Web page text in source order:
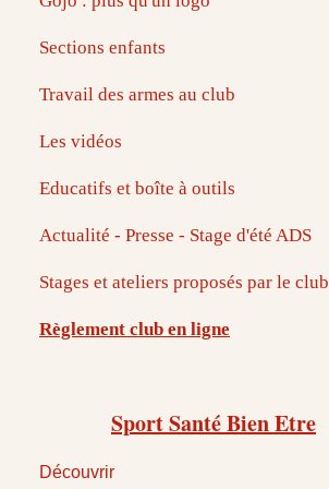
Sections enfants
Travail des armes au club
Les vidéos
Educatifs et boîte à outils
Actualité - Presse - Stage d'été ADS
Stages et ateliers proposés par le club
Règlement club en ligne
Sport Santé Bien Etre
Découvrir